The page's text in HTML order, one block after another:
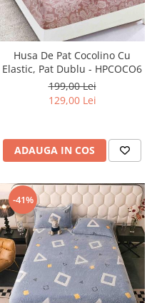
Husa De Pat Cocolino Cu
Elastic, Pat Dublu - HPCOCO6
199,00 Lei
129,00 Lei
ADAUGA IN COS
-41%